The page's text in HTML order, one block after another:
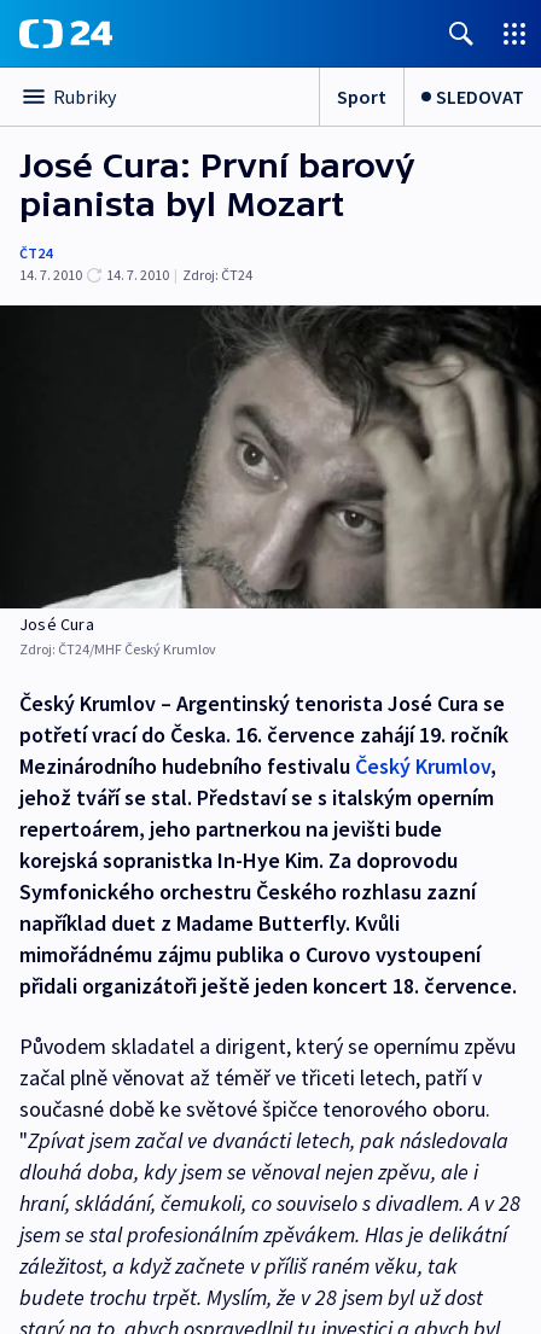
Rubriky Sport SLEDOVAT
José Cura: První barový
pianista byl Mozart
ČT24
14. 7. 2010
14. 7. 2010 | Zdroj: ČT24
José Cura
Zdroj: ČT24/MHF Český Krumlov
Český Krumlov – Argentinský tenorista José Cura se
potřetí vrací do Česka. 16. července zahájí 19. ročník
Mezinárodního hudebního festivalu Český Krumlov,
jehož tváří se stal. Představí se s italským operním
repertoárem, jeho partnerkou na jevišti bude
korejská sopranistka In-Hye Kim. Za doprovodu
Symfonického orchestru Českého rozhlasu zazní
například duet z Madame Butterfly. Kvůli
mimořádnému zájmu publika o Curovo vystoupení
přidali organizátoři ještě jeden koncert 18. července.
Původem skladatel a dirigent, který se opernímu zpěvu
začal plně věnovat až téměř ve třiceti letech, patří v
současné době ke světové špičce tenorového oboru.
"Zpívat jsem začal ve dvanácti letech, pak následovala
dlouhá doba, kdy jsem se věnoval nejen zpěvu, ale i
hraní, skládání, čemukoli, co souviselo s divadlem. A v 28
jsem se stal profesionálním zpěvákem. Hlas je delikátní
záležitost, a když začnete v příliš raném věku, tak
budete trochu trpět. Myslím, že v 28 jsem byl už dost
starý na to, abych ospravedlnil tu investici a abych byl